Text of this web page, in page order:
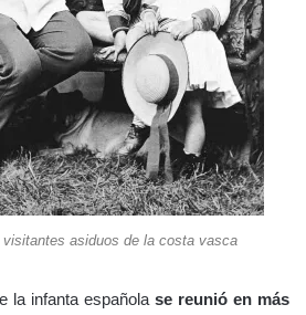
asiduos de la costa vasca
la infanta española se reunió en más